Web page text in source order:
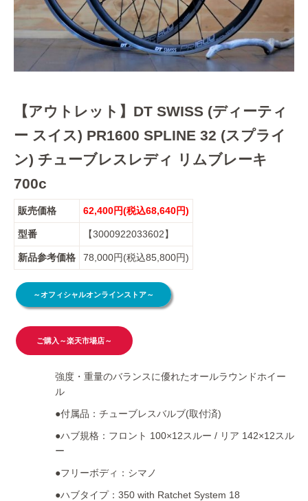
【アウトレット】DT SWISS (ディーティ
ー スイス) PR1600 SPLINE 32 (スプライ
ン) チューブレスレディ リムブレーキ
700c
販売価格 62,400円(税込68,640円)
型番 【3000922033602】
新品参考価格 78,000円(税込85,800円)
～オフィシャルオンラインストア～
ご購入～楽天市場店～
強度・重量のバランスに優れたオールラウンドホイー
ル
●付属品：チューブレスバルブ(取付済)
●ハブ規格：フロント 100×12スルー / リア 142×12スル
ー
●フリーボディ：シマノ
●ハブタイプ：350 with Ratchet System 18